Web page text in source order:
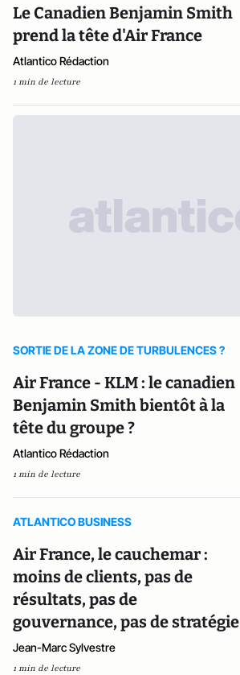
Le Canadien Benjamin Smith
prend la tête d'Air France
Atlantico Rédaction
1 min de lecture
SORTIE DE LA ZONE DE TURBULENCES ?
Air France - KLM : le canadien
Benjamin Smith bientôt à la
tête du groupe ?
Atlantico Rédaction
1 min de lecture
ATLANTICO BUSINESS
Air France, le cauchemar :
moins de clients, pas de
résultats, pas de
gouvernance, pas de stratégie
Jean-Marc Sylvestre
1 min de lecture